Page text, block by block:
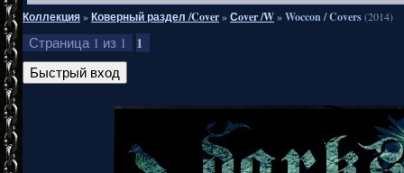
Коллекция»Коверный раздел /Cover»Сover /W»Woccon / Covers(2014)
Страница 1 из 1 1